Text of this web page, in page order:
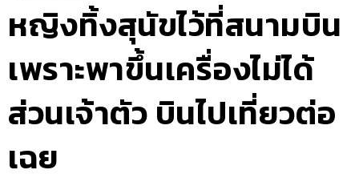
หญิงทิ้งสุนัขไว้ที่สนามบิน
เพราะพาขึ้นเครื่องไม่ได้
ส่วนเจ้าตัว บินไปเที่ยวต่อ
เฉย